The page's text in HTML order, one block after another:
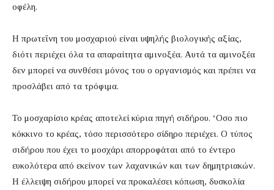
οφέλη.
Η πρωτεΐνη του μοσχαριού είναι υψηλής βιολογικής αξίας,
διότι περιέχει όλα τα απαραίτητα αμινοξέα. Αυτά τα αμινοξέα
δεν μπορεί να συνθέσει μόνος του ο οργανισμός και πρέπει να
προσλάβει από τα τρόφιμα.
Το μοσχαρίσιο κρέας αποτελεί κύρια πηγή σιδήρου. ‘Οσο πιο
κόκκινο το κρέας, τόσο περισσότερο σίδηρο περιέχει. Ο τύπος
σιδήρου που έχει το μοσχάρι απορροφάται από το έντερο
ευκολότερα από εκείνον των λαχανικών και των δημητριακών.
Η έλλειψη σιδήρου μπορεί να προκαλέσει κόπωση, δυσκολία